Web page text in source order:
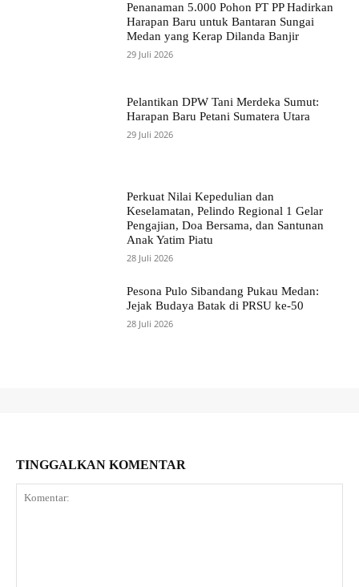
Penanaman 5.000 Pohon PT PP Hadirkan
Harapan Baru untuk Bantaran Sungai
Medan yang Kerap Dilanda Banjir
29 Juli 2026
Pelantikan DPW Tani Merdeka Sumut:
Harapan Baru Petani Sumatera Utara
29 Juli 2026
Perkuat Nilai Kepedulian dan
Keselamatan, Pelindo Regional 1 Gelar
Pengajian, Doa Bersama, dan Santunan
Anak Yatim Piatu
28 Juli 2026
Pesona Pulo Sibandang Pukau Medan:
Jejak Budaya Batak di PRSU ke-50
28 Juli 2026
TINGGALKAN KOMENTAR